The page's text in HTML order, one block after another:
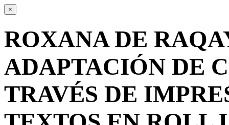
×
ROXANA DE
ADAPTACIÓN DE
TRAVÉS DE